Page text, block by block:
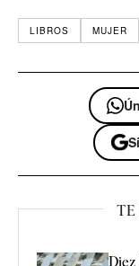
LIBROS MUJER
Diez